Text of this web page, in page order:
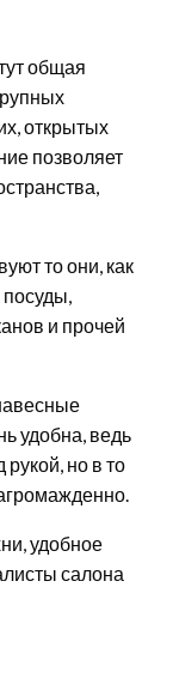
общая
открытых
позволяет
то они, как
и прочей
удобна, ведь
но в то
удобное
салона